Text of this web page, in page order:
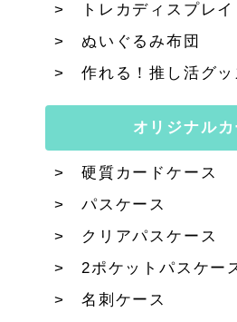
トレカディスプレイ
ぬいぐるみ布団
作れる！推し活グ
オリジナル
硬質カードケース
パスケース
クリアパスケース
2ポケットパスケー
名刺ケース